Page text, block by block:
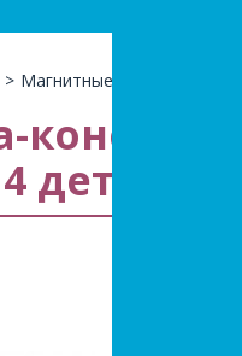
> Магнитные конструкторы
детали,